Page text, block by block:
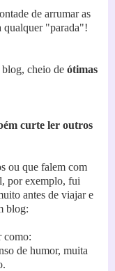
de arrumar as
qualquer "parada"!
cheio de ótimas
curte ler outros
ou que falem com
por exemplo, fui
antes de viajar e
blog:
como:
de humor, muita